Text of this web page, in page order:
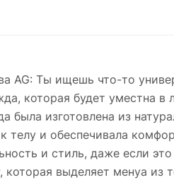
AG: Ты ищешь что-то
которая будет уместна
была изготовлена из
телу и обеспечивала
и стиль, даже если
выделяет менya из